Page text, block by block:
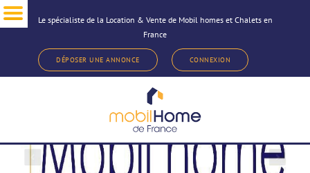
Le spécialiste de la Location & Vente de Mobil homes et Chalets en
France
DÉPOSER UNE ANNONCE CONNEXION
< Revenir à la sélection d'annonce